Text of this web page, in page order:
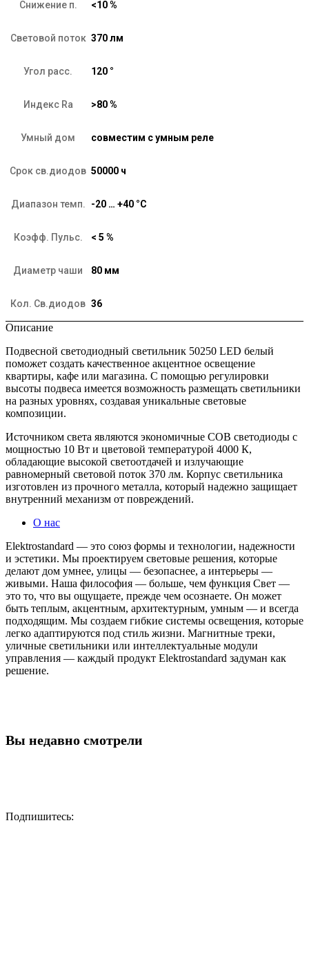
Снижение п. <10 %
Световой поток 370 лм
Угол расс. 120 °
Индекс Ra >80 %
Умный дом совместим с умным реле
Срок св.диодов 50000 ч
Диапазон темп. -20 … +40 °C
Коэфф. Пульс. < 5 %
Диаметр чаши 80 мм
Кол. Св.диодов 36
Описание
Подвесной светодиодный светильник 50250 LED белый
поможет создать качественное акцентное освещение
квартиры, кафе или магазина. С помощью регулировки
высоты подвеса имеется возможность размещать светильники
на разных уровнях, создавая уникальные световые
композиции.
Источником света являются экономичные COB светодиоды с
мощностью 10 Вт и цветовой температурой 4000 К,
обладающие высокой светоотдачей и излучающие
равномерный световой поток 370 лм. Корпус светильника
изготовлен из прочного металла, который надежно защищает
внутренний механизм от повреждений.
О нас
Elektrostandard — это союз формы и технологии, надежности
и эстетики. Мы проектируем световые решения, которые
делают дом умнее, улицы — безопаснее, а интерьеры —
живыми. Наша философия — больше, чем функция Свет —
это то, что вы ощущаете, прежде чем осознаете. Он может
быть теплым, акцентным, архитектурным, умным — и всегда
подходящим. Мы создаем гибкие системы освещения, которые
легко адаптируются под стиль жизни. Магнитные треки,
уличные светильники или интеллектуальные модули
управления — каждый продукт Elektrostandard задуман как
решение.
Вы недавно смотрели
Подпишитесь: